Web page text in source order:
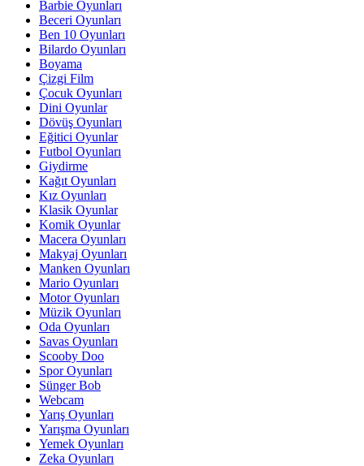
Barbie Oyunları
Beceri Oyunları
Ben 10 Oyunları
Bilardo Oyunları
Boyama
Çizgi Film
Çocuk Oyunları
Dini Oyunlar
Dövüş Oyunları
Eğitici Oyunlar
Futbol Oyunları
Giydirme
Kağıt Oyunları
Kız Oyunları
Klasik Oyunlar
Komik Oyunlar
Macera Oyunları
Makyaj Oyunları
Manken Oyunları
Mario Oyunları
Motor Oyunları
Müzik Oyunları
Oda Oyunları
Savas Oyunları
Scooby Doo
Spor Oyunları
Sünger Bob
Webcam
Yarış Oyunları
Yarışma Oyunları
Yemek Oyunları
Zeka Oyunları